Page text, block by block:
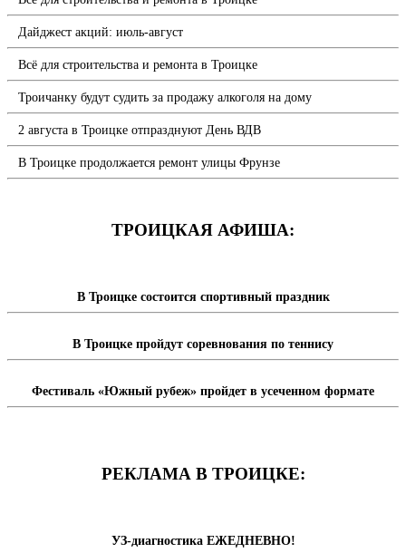
Дайджест акций: июль-август
Всё для строительства и ремонта в Троицке
Троичанку будут судить за продажу алкоголя на дому
2 августа в Троицке отпразднуют День ВДВ
В Троицке продолжается ремонт улицы Фрунзе
ТРОИЦКАЯ АФИША:
В Троицке состоится спортивный праздник
В Троицке пройдут соревнования по теннису
Фестиваль «Южный рубеж» пройдет в усеченном формате
РЕКЛАМА В ТРОИЦКЕ:
УЗ-диагностика ЕЖЕДНЕВНО!